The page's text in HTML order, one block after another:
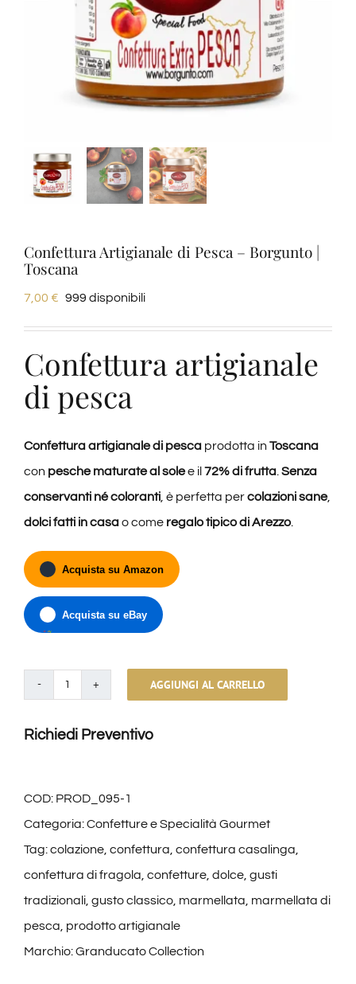
Blog
Confettura Artigianale di Pesca – Borgunto |
Toscana
7,00 € 999 disponibili
Confettura artigianale
di pesca
Confettura artigianale di pesca prodotta in Toscana
con pesche maturate al solee il72% di frutta Senza
conservanti né coloranti , è perfetta percolazioni sane,
dolci fatti in casao come regalo tipico di Arezzo.
Acquista su Amazon
Acquista su eBay
–
Borgunto
|
Toscana
quantità
AGGIUNGI AL CARRELLO
Richiedi Preventivo
COD: PROD_095-1
Categoria:Confetture e Specialità Gourmet
Tag:colazione confettura confettura casalinga
confettura di fragola confetture dolce gusti
tradizionali gusto classico marmellata marmellata di
pesca prodotto artigianale
Marchio:Granducato Collection